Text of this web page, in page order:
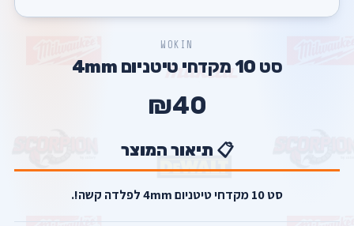
WOKIN
סט 10 מקדחי טיטניום 4mm
₪40
📋 תיאור המוצר
סט 10 מקדחי טיטניום 4mm לפלדה קשה!.